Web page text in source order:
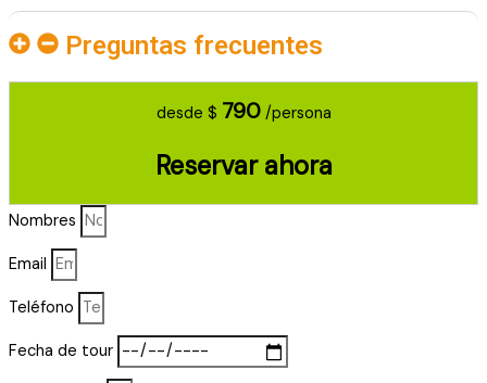
Preguntas frecuentes
desde $ 790/persona
Reservar ahora
Nombres
Email
Teléfono
Fecha de tour